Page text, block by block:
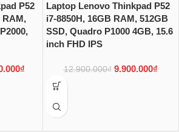
P52
RAM,
₫
Laptop Lenovo Thinkpad P52
i7-8850H, 16GB RAM, 512GB
SSD, Quadro P1000 4GB, 15.6
inch FHD IPS
12.900.000₫ 9.900.000₫